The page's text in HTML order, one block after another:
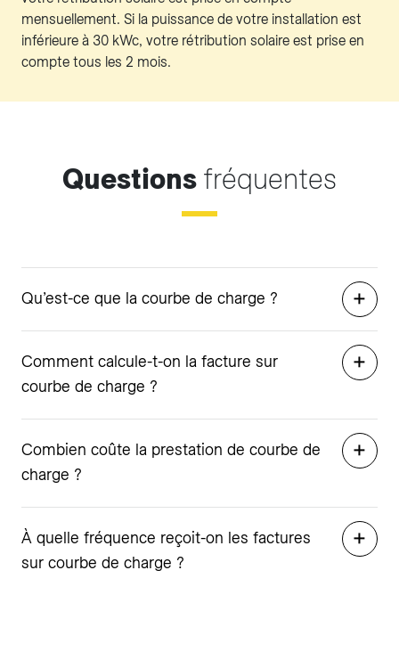
mensuellement. Si la puissance de votre installation est
inférieure à 30 kWc, votre rétribution solaire est prise en
compte tous les 2 mois.
Questions fréquentes
Qu’est-ce que la courbe de charge ?
Comment calcule-t-on la facture sur
courbe de charge ?
Combien coûte la prestation de courbe de
charge ?
À quelle fréquence reçoit-on les factures
sur courbe de charge ?